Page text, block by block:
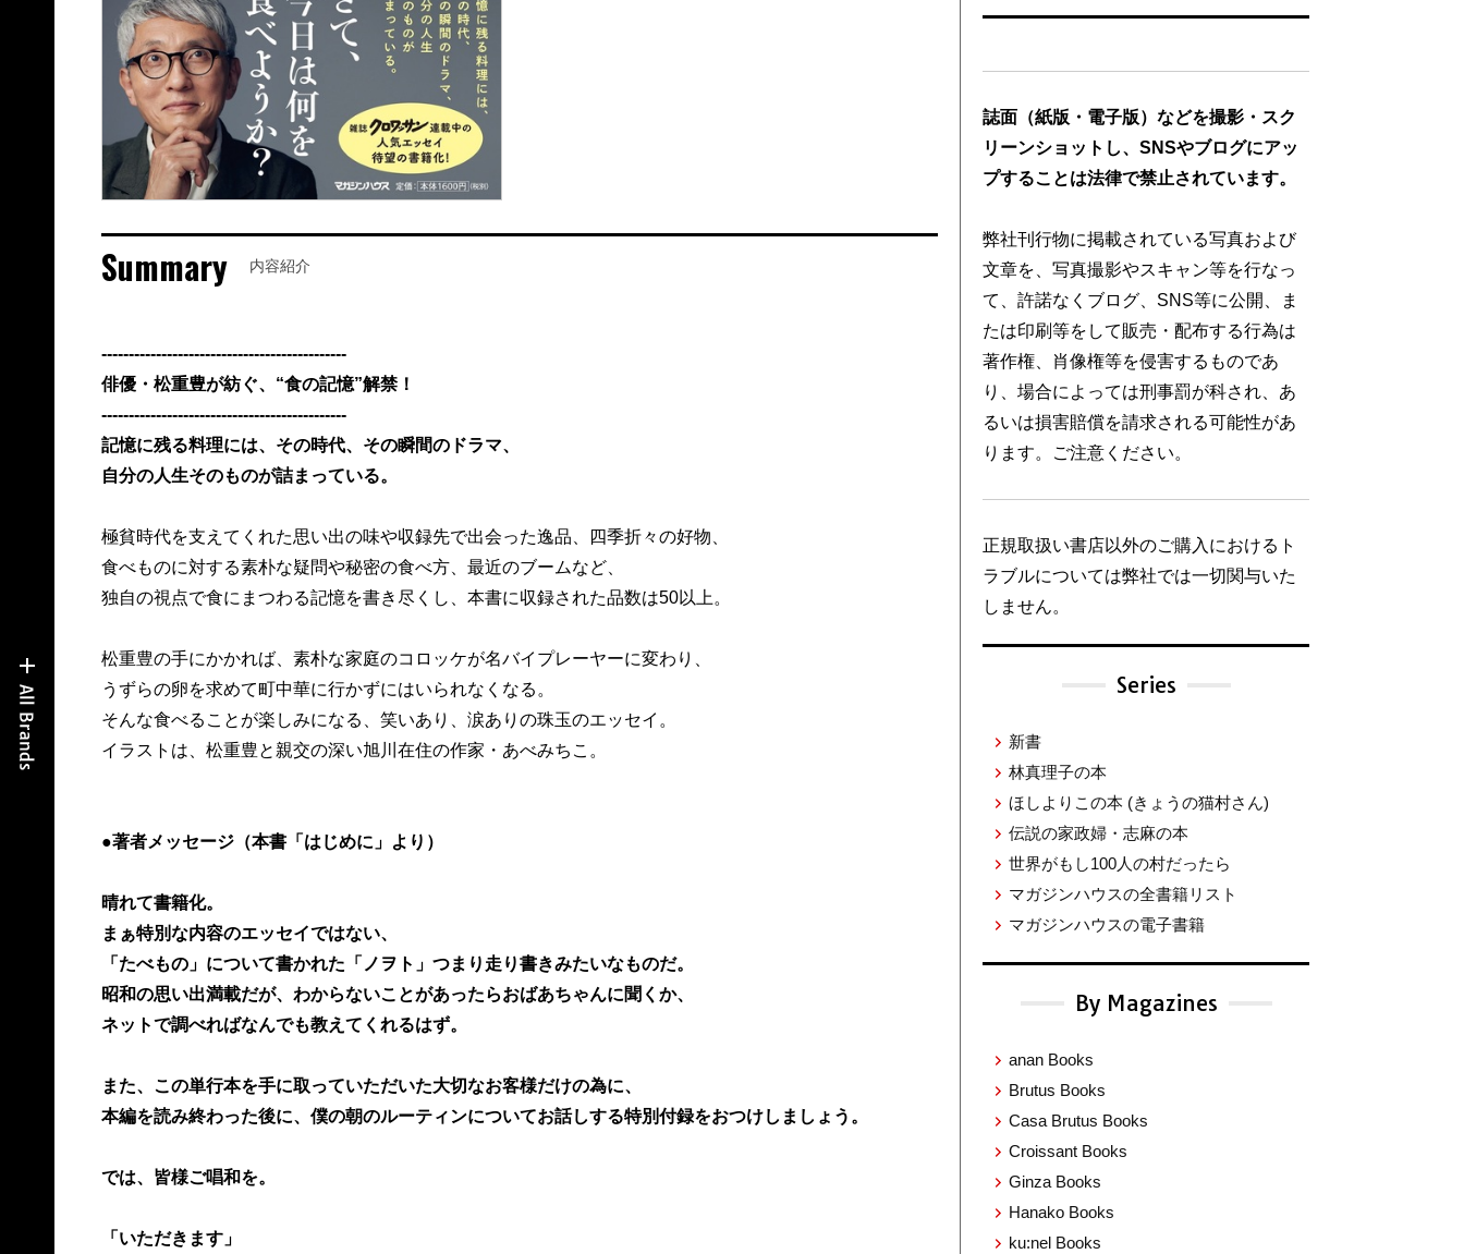
Summary 内容紹介
---------------------------------------------
俳優・松重豊が紡ぐ、“食の記憶”解禁！
---------------------------------------------
記憶に残る料理には、その時代、その瞬間のドラマ、
自分の人生そのものが詰まっている。
極貧時代を支えてくれた思い出の味や収録先で出会った逸品、四季折々の好物、
食べものに対する素朴な疑問や秘密の食べ方、最近のブームなど、
独自の視点で食にまつわる記憶を書き尽くし、本書に収録された品数は50以上。
松重豊の手にかかれば、素朴な家庭のコロッケが名バイプレーヤーに変わり、
うずらの卵を求めて町中華に行かずにはいられなくなる。
そんな食べることが楽しみになる、笑いあり、涙ありの珠玉のエッセイ。
イラストは、松重豊と親交の深い旭川在住の作家・あべみちこ。
●著者メッセージ（本書「はじめに」より）
晴れて書籍化。
まぁ特別な内容のエッセイではない、
「たべもの」について書かれた「ノヲト」つまり走り書きみたいなものだ。
昭和の思い出満載だが、わからないことがあったらおばあちゃんに聞くか、
ネットで調べればなんでも教えてくれるはず。
また、この単行本を手に取っていただいた大切なお客様だけの為に、
本編を読み終わった後に、僕の朝のルーティンについてお話しする特別付録をおつけしましょう。
では、皆様ご唱和を。
「いただきます」
誌面（紙版・電子版）などを撮影・スク
リーンショットし、SNSやブログにアッ
プすることは法律で禁止されています。
弊社刊行物に掲載されている写真および
文章を、写真撮影やスキャン等を行なっ
て、許諾なくブログ、SNS等に公開、ま
たは印刷等をして販売・配布する行為は
著作権、肖像権等を侵害するものであ
り、場合によっては刑事罰が科され、あ
るいは損害賠償を請求される可能性があ
ります。ご注意ください。
正規取扱い書店以外のご購入におけるト
ラブルについては弊社では一切関与いた
しません。
Series
新書
林真理子の本
ほしよりこの本 (きょうの猫村さん)
伝説の家政婦・志麻の本
世界がもし100人の村だったら
マガジンハウスの全書籍リスト
マガジンハウスの電子書籍
By Magazines
anan Books
Brutus Books
Casa Brutus Books
Croissant Books
Ginza Books
Hanako Books
ku:nel Books